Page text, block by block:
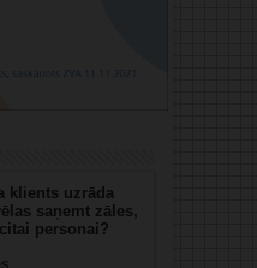
klients uzrāda
saņemt zāles,
personai?